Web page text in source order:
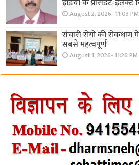
इंडिया के प्रेसिडेंट-इलेक्ट
August 2, 2026- 11:03 PM
संचारी रोगों की रोकथाम
सबसे महत्वपूर्ण
August 1, 2026- 11:26 PM